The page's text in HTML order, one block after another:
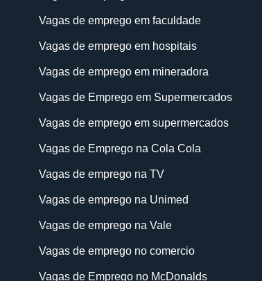
Vagas de emprego em faculdade
Vagas de emprego em hospitais
Vagas de emprego em mineradora
Vagas de Emprego em Supermercados
Vagas de emprego em supermercados
Vagas de Emprego na Cola Cola
Vagas de emprego na TV
Vagas de emprego na Unimed
Vagas de emprego na Vale
Vagas de emprego no comercio
Vagas de Emprego no McDonalds